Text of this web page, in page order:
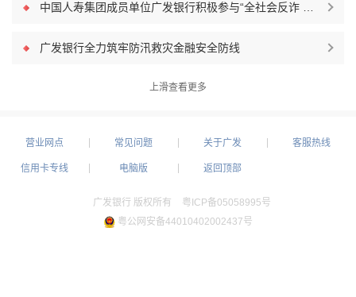
广发银行全力筑牢防汛救灾金融安全防线
上滑查看更多
营业网点 常见问题 关于广发 客服热线
信用卡专线 电脑版 返回顶部
广发银行 版权所有
粤ICP备05058995号
粤公网安备44010402002437号